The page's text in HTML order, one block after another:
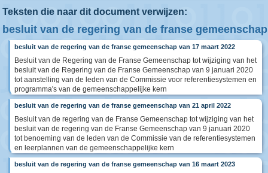
Teksten die naar dit document verwijzen:
besluit van de regering van de franse gemeenschap
besluit van de regering van de franse gemeenschap van 17 maart 2022
Besluit van de Regering van de Franse Gemeenschap tot wijziging van het
besluit van de Regering van de Franse Gemeenschap van 9 januari 2020
tot aanstelling van de leden van de Commissie voor referentiesystemen en
programma's van de gemeenschappelijke kern
besluit van de regering van de franse gemeenschap van 21 april 2022
Besluit van de regering van de Franse Gemeenschap tot wijziging van het
besluit van de regering van de Franse Gemeenschap van 9 januari 2020
tot benoeming van de leden van de Commissie van de referentiesystemen
en leerplannen van de gemeenschappelijke kern
besluit van de regering van de franse gemeenschap van 16 maart 2023